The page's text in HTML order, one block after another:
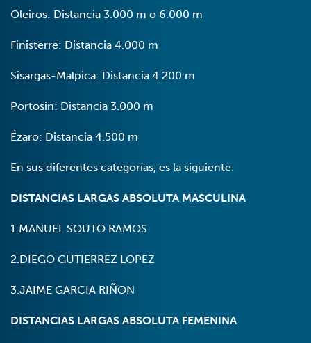
Oleiros: Distancia 3.000 m o 6.000 m
Finisterre: Distancia 4.000 m
Sisargas-Malpica: Distancia 4.200 m
Portosin: Distancia 3.000 m
Ézaro: Distancia 4.500 m
En sus diferentes categorías, es la siguiente:
DISTANCIAS LARGAS ABSOLUTA MASCULINA
1.MANUEL SOUTO RAMOS
2.DIEGO GUTIERREZ LOPEZ
3.JAIME GARCIA RIÑON
DISTANCIAS LARGAS ABSOLUTA FEMENINA